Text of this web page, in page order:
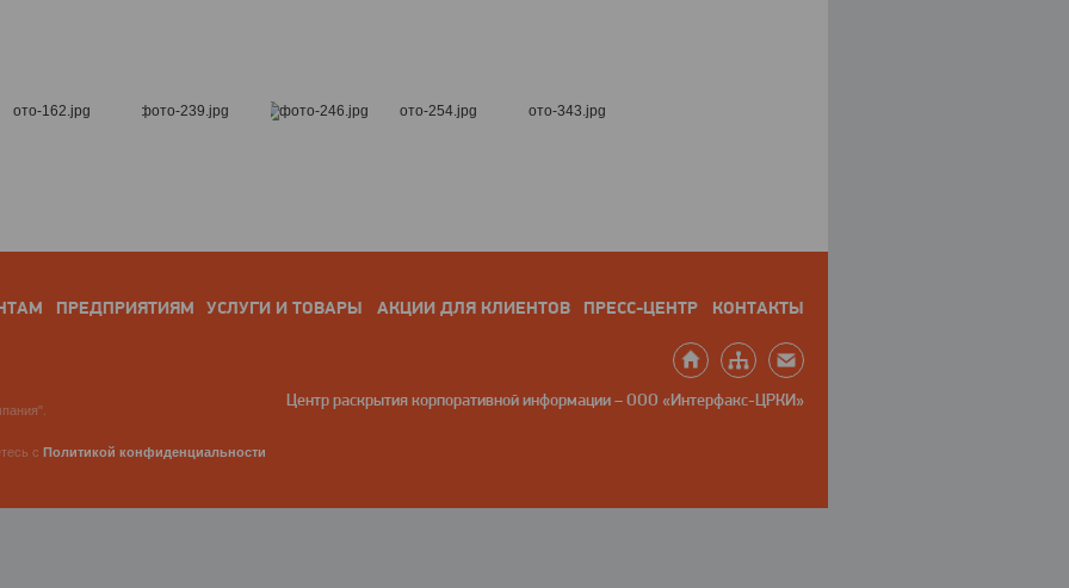
ПРЕДПРИЯТИЯМ УСЛУГИ И ТОВАРЫ АКЦИИ ДЛЯ КЛИЕНТОВ ПРЕСС-ЦЕНТР КОНТАКТЫ
Центр раскрытия корпоративной информации – ООО «Интерфакс-ЦРКИ»
с Политикой конфиденциальности